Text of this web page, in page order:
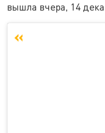
вышла вчера, 14